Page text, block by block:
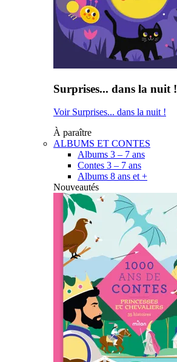
Surprises... dans la nuit !
Voir Surprises... dans la nuit !
À paraître
ALBUMS ET CONTES
Albums 3 – 7 ans
Contes 3 – 7 ans
Albums 8 ans et +
Nouveautés